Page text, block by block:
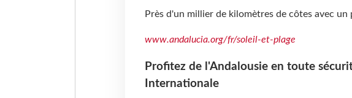
Près d'un millier de kilomètres de côtes avec
www.andalucia.org/fr/soleil-et-plage
Profitez de l'Andalousie en toute
Internationale